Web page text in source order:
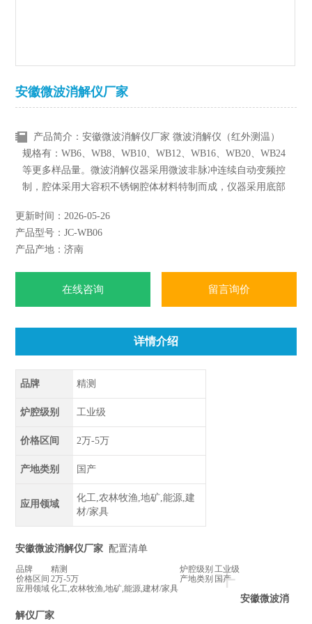
安徽微波消解仪厂家
产品简介：安徽微波消解仪厂家 微波消解仪（红外测温）
规格有：WB6、WB8、WB10、WB12、WB16、WB20、WB24
等更多样品量。微波消解仪器采用微波非脉冲连续自动变频控
制，腔体采用大容积不锈钢腔体材料特制而成，仪器采用底部
微波消解仪广泛应用于食品、医药、环保、饲料、肥料、卫生
检验、地质、化工等检验机构对各种样品的消解
更新时间：2026-05-26
产品型号：JC-WB06
产品产地：济南
在线咨询 留言询价
详情介绍
品牌 精测
炉腔级别 工业级
价格区间 2万-5万
产地类别 国产
应用领域
化工,农林牧渔,地矿,能源,建
材/家具
安徽微波消解仪厂家 配置清单
+
品牌 精测 炉腔级别 工业级
价格区间 2万-5万 产地类别 国产
应用领域化工,农林牧渔,地矿,能源,建材/家具
安徽微波消
解仪厂家